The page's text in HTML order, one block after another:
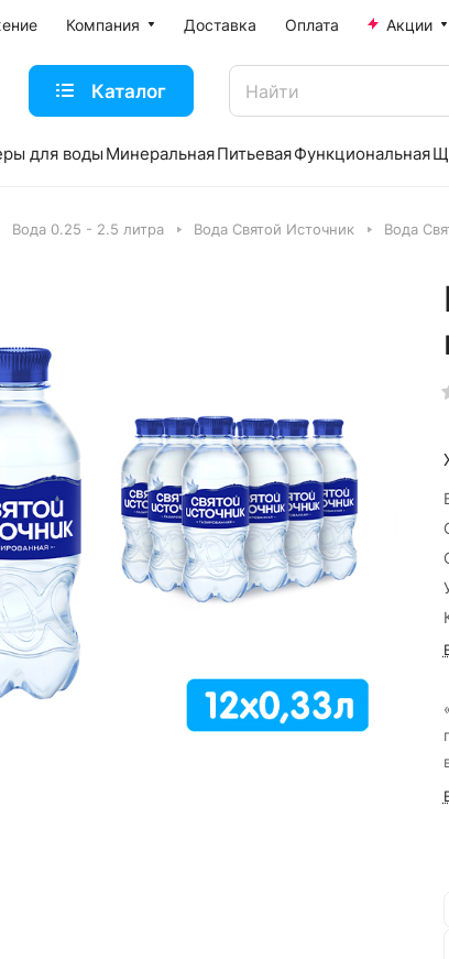
Компания Доставка Оплата Акции
Каталог
для воды МинеральнаяПитьеваяФункциональная
Вода 0.25 - 2.5 литра Вода Святой Источник Вода